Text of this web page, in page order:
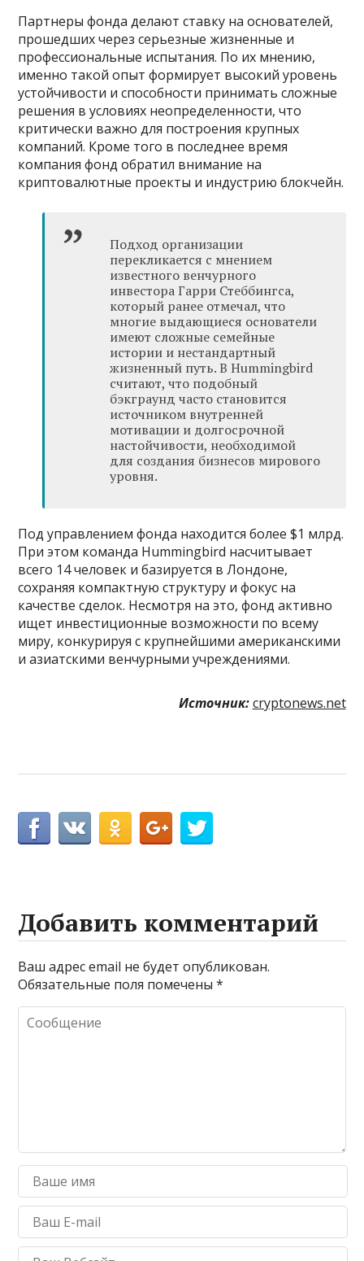
Партнеры фонда делают ставку на основателей,
прошедших через серьезные жизненные и
профессиональные испытания. По их мнению,
именно такой опыт формирует высокий уровень
устойчивости и способности принимать сложные
решения в условиях неопределенности, что
критически важно для построения крупных
компаний. Кроме того в последнее время
компания фонд обратил внимание на
криптовалютные проекты и индустрию блокчейн.
Подход организации
перекликается с мнением
известного венчурного
инвестора Гарри Стеббингса,
который ранее отмечал, что
многие выдающиеся основатели
имеют сложные семейные
истории и нестандартный
жизненный путь. В Hummingbird
считают, что подобный
бэкграунд часто становится
источником внутренней
мотивации и долгосрочной
настойчивости, необходимой
для создания бизнесов мирового
уровня.
Под управлением фонда находится более $1 млрд.
При этом команда Hummingbird насчитывает
всего 14 человек и базируется в Лондоне,
сохраняя компактную структуру и фокус на
качестве сделок. Несмотря на это, фонд активно
ищет инвестиционные возможности по всему
миру, конкурируя с крупнейшими американскими
и азиатскими венчурными учреждениями.
Источник: cryptonews.net
Добавить комментарий
Ваш адрес email не будет опубликован.
Обязательные поля помечены*